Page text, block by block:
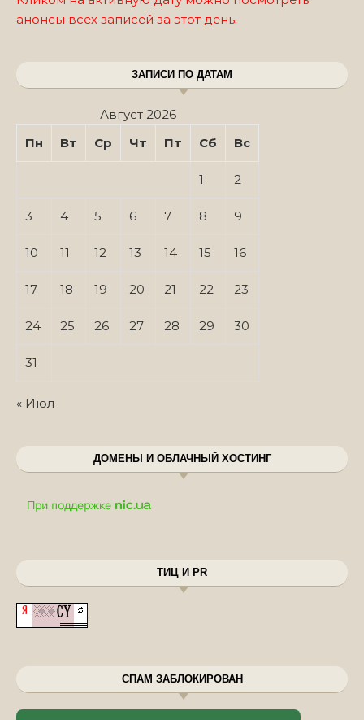
анонсы всех записей за этот день.
ЗАПИСИ ПО ДАТАМ
Август 2026
Пн
Вт Ср Чт Пт Сб Вс
1 2
3 4 5 6 7 8 9
10 11 12 13 14 15 16
17 18 19 20 21 22 23
24 25 26 27 28 29 30
31
« Июл
ДОМЕНЫ И ОБЛАЧНЫЙ ХОСТИНГ
ТИЦ И PR
СПАМ ЗАБЛОКИРОВАН